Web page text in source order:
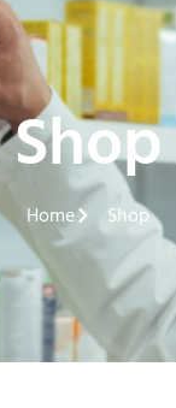
Shop
Home Shop